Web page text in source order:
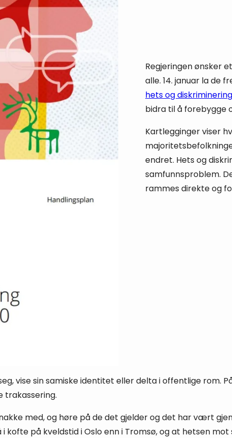
Regjeringen ønsker
alle. 14. januar la de
hets og
bidra til å forebygge
Kartlegginger viser
endret. Hets og
samfunnsproblem.
rammes direkte og
vise sin samiske identitet eller delta i offentlige rom.
med, og høre på de det gjelder og det har vært
på kveldstid i Oslo enn i Tromsø, og at hetsen